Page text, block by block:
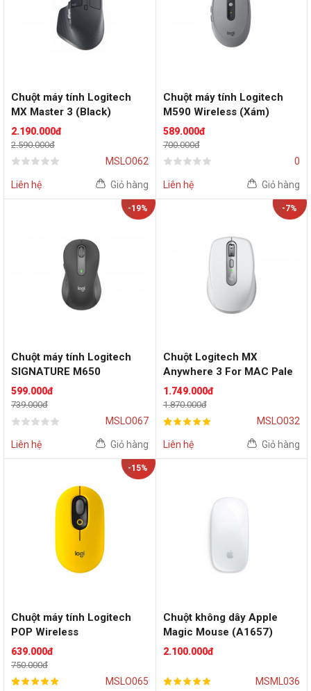
Chuột máy tính Logitech
MX Master 3 (Black)
2.190.000đ
2.590.000đ
MSLO062
Liên hệ Giỏ hàng
Chuột máy tính Logitech
M590 Wireless (Xám)
589.000đ
700.000đ
0
Liên hệ Giỏ hàng
-19%
Chuột máy tính Logitech
SIGNATURE M650
(Graphite)
599.000đ
739.000đ
MSLO067
Liên hệ Giỏ hàng
-7%
Chuột Logitech MX
Anywhere 3 For MAC Pale
Grey
1.749.000đ
1.870.000đ
MSLO032
Liên hệ Giỏ hàng
-15%
Chuột máy tính Logitech
POP Wireless
(Yellow/Black)
639.000đ
750.000đ
MSLO065
Chuột không dây Apple
Magic Mouse (A1657)
2.100.000đ
MSML036